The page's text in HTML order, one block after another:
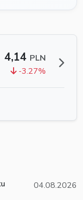
4,14 PLN
-3.27%
04.08.2026